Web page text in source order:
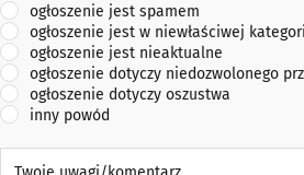
ogłoszenie jest spamem
ogłoszenie jest w niewłaściwej
ogłoszenie jest nieaktualne
ogłoszenie dotyczy niedozwolonego
ogłoszenie dotyczy oszustwa
inny powód